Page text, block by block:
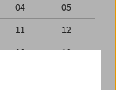
04
05
11
12
18
19